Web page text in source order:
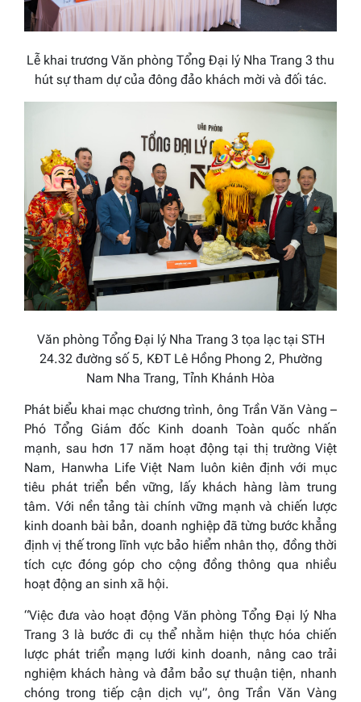
Lễ khai trương Văn phòng Tổng Đại lý Nha Trang 3 thu
hút sự tham dự của đông đảo khách mời và đối tác.
Văn phòng Tổng Đại lý Nha Trang 3 tọa lạc tại STH
24.32 đường số 5, KĐT Lê Hồng Phong 2, Phường
Nam Nha Trang, Tỉnh Khánh Hòa
Phát biểu khai mạc chương trình,ông Trần Văn Vàng –
Phó Tổng Giám đốc Kinh doanh Toàn quốc nhấn
mạnh, sau hơn 17 năm hoạt động tại thị trường Việt
Nam, Hanwha Life Việt Nam luôn kiên định với mục
tiêu phát triển bền vững, lấy khách hàng làm trung
tâm. Với nền tảng tài chính vững mạnh và chiến lược
kinh doanh bài bản, doanh nghiệp đã từng bước khẳng
định vị thế trong lĩnh vực bảo hiểm nhân thọ, đồng thời
tích cực đóng góp cho cộng đồng thông qua nhiều
hoạt động an sinh xã hội.
“Việc đưa vào hoạt động Văn phòng Tổng Đại lý Nha
Trang 3 là bước đi cụ thể nhằm hiện thực hóa chiến
lược phát triển mạng lưới kinh doanh, nâng cao trải
nghiệm khách hàng và đảm bảo sự thuận tiện, nhanh
chóng trong tiếp cận dịch vụ”, ông Trần Văn Vàng